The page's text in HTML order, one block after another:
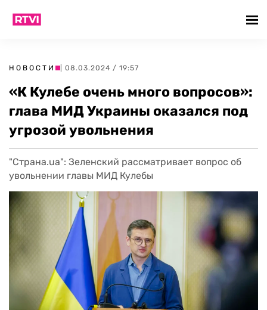
НОВОСТИ | 08.03.2024 / 19:57
«К Кулебе очень много вопросов»:
глава МИД Украины оказался под
угрозой увольнения
"Страна.ua": Зеленский рассматривает вопрос об
увольнении главы МИД Кулебы